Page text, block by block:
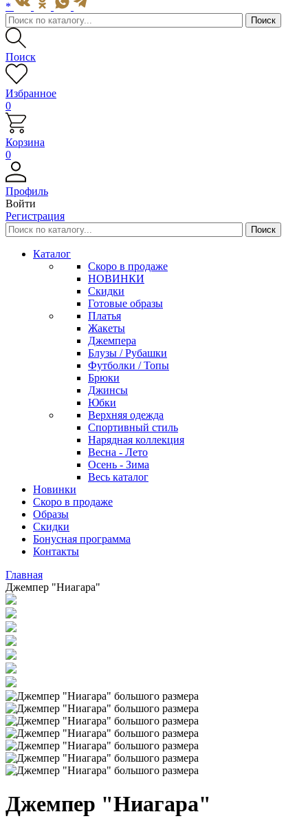
*
Поиск
Избранное
0
Корзина
0
Профиль
Войти
Регистрация
Каталог
Скоро в продаже
НОВИНКИ
Скидки
Готовые образы
Платья
Жакеты
Джемпера
Блузы / Рубашки
Футболки / Топы
Брюки
Джинсы
Юбки
Верхняя одежда
Спортивный стиль
Нарядная коллекция
Весна - Лето
Осень - Зима
Весь каталог
Новинки
Скоро в продаже
Образы
Скидки
Бонусная программа
Контакты
Главная
Джемпер "Ниагара"
Джемпер "Ниагара"